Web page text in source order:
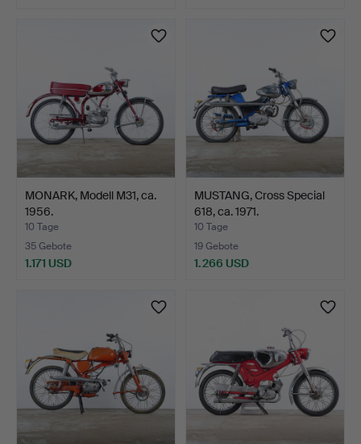
MONARK, Modell M31, ca.
1956.
10 Tage
35 Gebote
1.171 USD
MUSTANG, Cross Special
618, ca. 1971.
10 Tage
19 Gebote
1.266 USD